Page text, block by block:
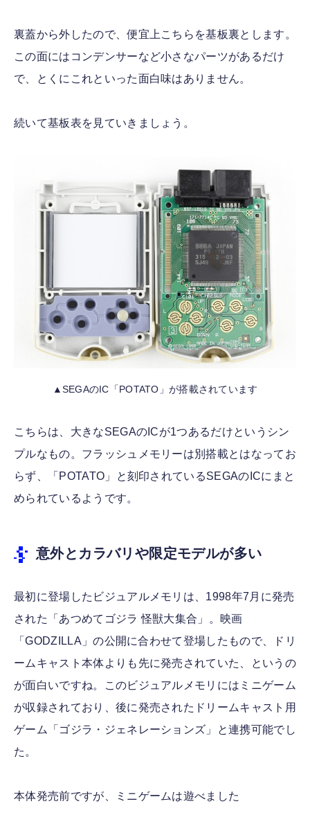
裏蓋から外したので、便宜上こちらを基板裏とします。
この面にはコンデンサーなど小さなパーツがあるだけ
で、とくにこれといった面白味はありません。
続いて基板表を見ていきましょう。
▲SEGAのIC「POTATO」が搭載されています
こちらは、大きなSEGAのICが1つあるだけというシン
プルなもの。フラッシュメモリーは別搭載とはなってお
らず、「POTATO」と刻印されているSEGAのICにまと
められているようです。
意外とカラバリや限定モデルが多い
最初に登場したビジュアルメモリは、1998年7月に発売
された「あつめてゴジラ 怪獣大集合」。映画
「GODZILLA」の公開に合わせて登場したもので、ドリ
ームキャスト本体よりも先に発売されていた、というの
が面白いですね。このビジュアルメモリにはミニゲーム
が収録されており、後に発売されたドリームキャスト用
ゲーム「ゴジラ・ジェネレーションズ」と連携可能でし
た。
本体発売前ですが、ミニゲームは遊べました